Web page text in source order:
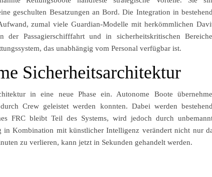
geschulten Besatzungen an Bord. Die Integration in
zumal viele Guardian-Modelle mit herkömmlichen
Passagierschifffahrt und in sicherheitskritischen
das unabhängig vom Personal verfügbar ist.
Sicherheitsarchitektur
in eine neue Phase ein. Autonome Boote
Crew geleistet werden konnten. Dabei werden
FRC bleibt Teil des Systems, wird jedoch durch
in Kombination mit künstlicher Intelligenz verändert nicht nur
zu verlieren, kann jetzt in Sekunden gehandelt werden.